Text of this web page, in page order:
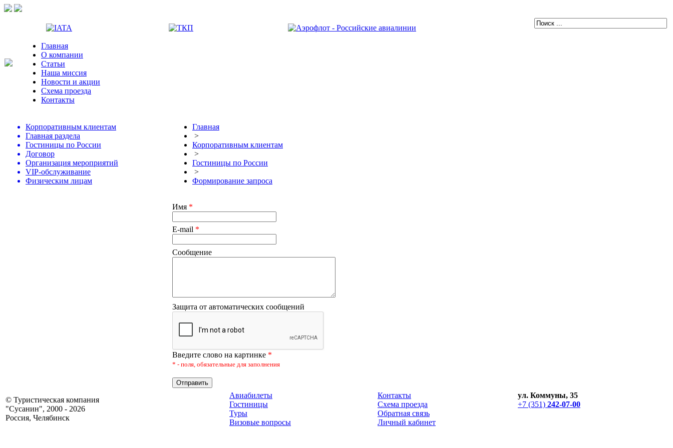
Главная
О компании
Статьи
Наша миссия
Новости и акции
Схема проезда
Контакты
Корпоративным клиентам
Главная раздела
Гостиницы по России
Договор
Организация мероприятий
VIP-обслуживание
Физическим лицам
Главная
>
Корпоративным клиентам
>
Гостиницы по России
>
Формирование запроса
Имя *
E-mail *
Сообщение
Защита от автоматических сообщений
Введите слово на картинке *
* - поля, обязательные для заполнения
© Туристическая компания
"Сусанин", 2000 - 2026
Россия, Челябинск
Авиабилеты
Гостиницы
Туры
Визовые вопросы
Контакты
Схема проезда
Обратная связь
Личный кабинет
ул. Коммуны, 35
+7 (351) 242-07-00